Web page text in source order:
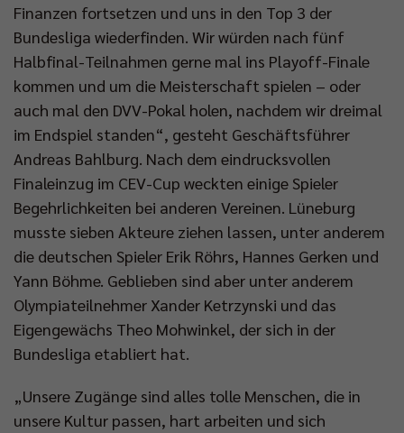
Finanzen fortsetzen und uns in den Top 3 der
Bundesliga wiederfinden. Wir würden nach fünf
Halbfinal-Teilnahmen gerne mal ins Playoff-Finale
kommen und um die Meisterschaft spielen – oder
auch mal den DVV-Pokal holen, nachdem wir dreimal
im Endspiel standen“, gesteht Geschäftsführer
Andreas Bahlburg. Nach dem eindrucksvollen
Finaleinzug im CEV-Cup weckten einige Spieler
Begehrlichkeiten bei anderen Vereinen. Lüneburg
musste sieben Akteure ziehen lassen, unter anderem
die deutschen Spieler Erik Röhrs, Hannes Gerken und
Yann Böhme. Geblieben sind aber unter anderem
Olympiateilnehmer Xander Ketrzynski und das
Eigengewächs Theo Mohwinkel, der sich in der
Bundesliga etabliert hat.
„Unsere Zugänge sind alles tolle Menschen, die in
unsere Kultur passen, hart arbeiten und sich